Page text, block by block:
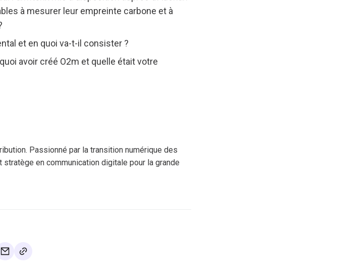
à mesurer leur empreinte carbone et à
et en quoi va-t-il consister ?
avoir créé O2m et quelle était votre
Passionné par la transition numérique des
en communication digitale pour la grande